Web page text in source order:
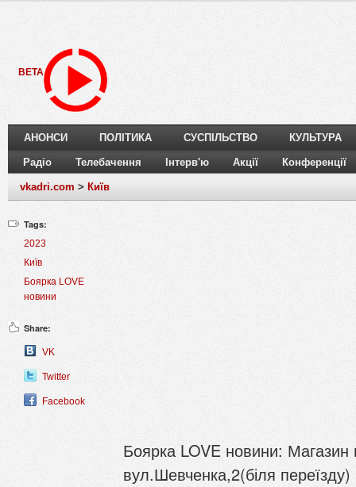
BETA
АНОНСИ ПОЛІТИКА СУСПІЛЬСТВО КУЛЬТУРА
Радіо Телебачення Інтерв'ю Акції Конференції
vkadri.com > Київ
Tags:
2023
Київ
Боярка LOVE
новини
Share:
VK
Twitter
Facebook
Боярка LOVE новини: Магазин
вул.Шевченка,2(біля переїзду)